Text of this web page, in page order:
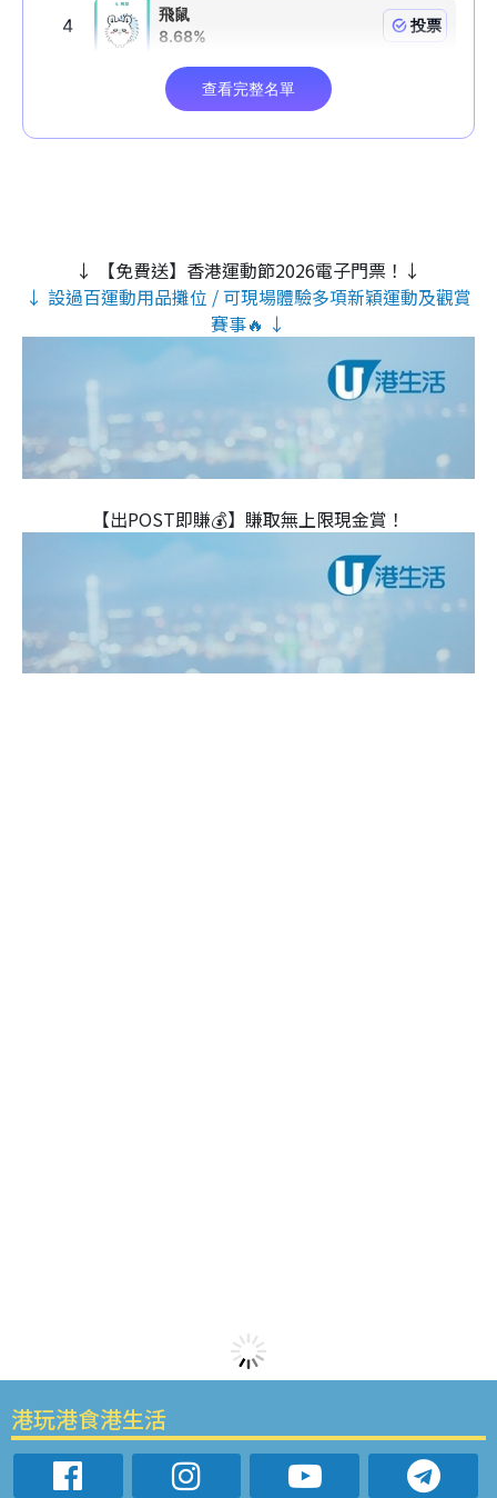
↓ 【免費送】香港運動節2026電子門票！↓
↓ 設過百運動用品攤位 / 可現場體驗多項新穎運動及觀賞
賽事🔥 ↓
【出POST即賺💰】賺取無上限現金賞！
港玩港食港生活